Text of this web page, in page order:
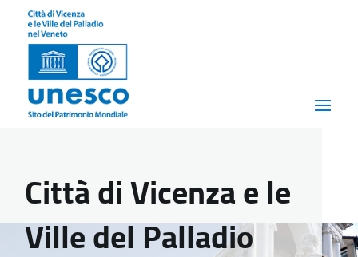
Città di Vicenza e le
Ville del Palladio